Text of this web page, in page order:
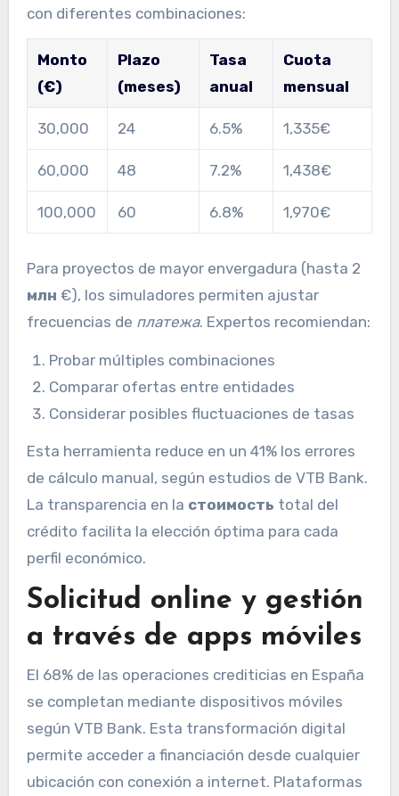
con diferentes combinaciones:
Monto
(€)
Plazo
(meses)
Tasa
anual
Cuota
mensual
30,000 24 6.5% 1,335€
60,000 48 7.2% 1,438€
100,000 60 6.8% 1,970€
Para proyectos de mayor envergadura (hasta 2
млн €), los simuladores permiten ajustar
frecuencias de платежа. Expertos recomiendan:
Probar múltiples combinaciones
Comparar ofertas entre entidades
Considerar posibles fluctuaciones de tasas
Esta herramienta reduce en un 41% los errores
de cálculo manual, según estudios de VTB Bank.
La transparencia en la стоимость total del
crédito facilita la elección óptima para cada
perfil económico.
Solicitud online y gestión
a través de apps móviles
El 68% de las operaciones crediticias en España
se completan mediante dispositivos móviles
según VTB Bank. Esta transformación digital
permite acceder a financiación desde cualquier
ubicación con conexión a internet. Plataformas